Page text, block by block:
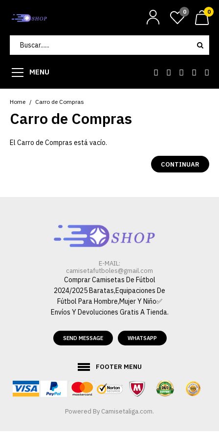
0 0
MENU
Home Carro de Compras
Carro de Compras
El Carro de Compras está vacío.
CONTINUAR
E-MAIL:
camisetafutboles@gmail.com
Comprar Camisetas De Fútbol
2024/2025 Baratas,Equipaciones De
Fútbol Para Hombre,Mujer Y Niño✅
Envíos Y Devoluciones Gratis A Tienda.
SEND MESSAGE WHATSAPP
FOOTER MENU
Powered By Camisetaliga.com.